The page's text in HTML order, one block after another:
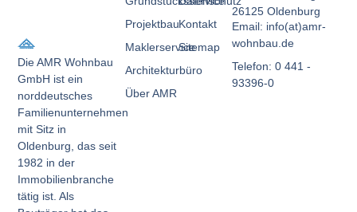
Die AMR Wohnbau
GmbH ist ein
norddeutsches
Familienunternehmen
mit Sitz in
Oldenburg, das seit
1982 in der
Immobilienbranche
tätig ist. Als
Kontakt
Sitemap
Projektbau
Maklerservice
Architekturbüro
Über AMR
26125 Oldenburg
Email: info(at)amr-
wohnbau.de
Telefon: 0 441 -
93396-0